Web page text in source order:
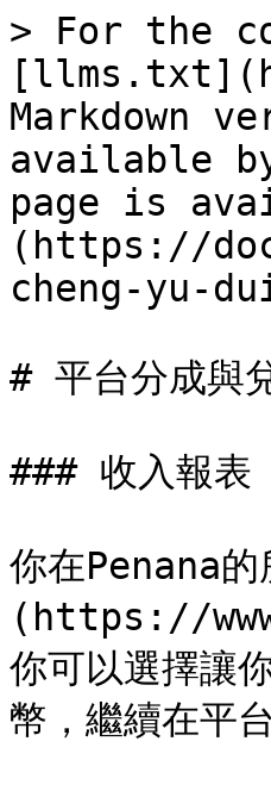
> For the
Markdown
available
page is
(https://
cheng-yu-
# 平台分成與
### 收入報表
你在Penana
(https://
你可以選擇讓
幣，繼續在平